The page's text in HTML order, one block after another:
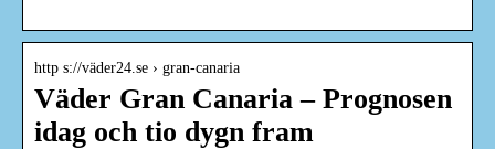
http s://väder24.se › gran-canaria
Väder Gran Canaria – Prognosen
idag och tio dygn fram